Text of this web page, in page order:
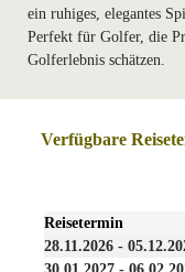
ein ruhiges, elegantes
Perfekt für Golfer, die
Golferlebnis schätzen.
Verfügbare
Reisetermin
28.11.2026 -